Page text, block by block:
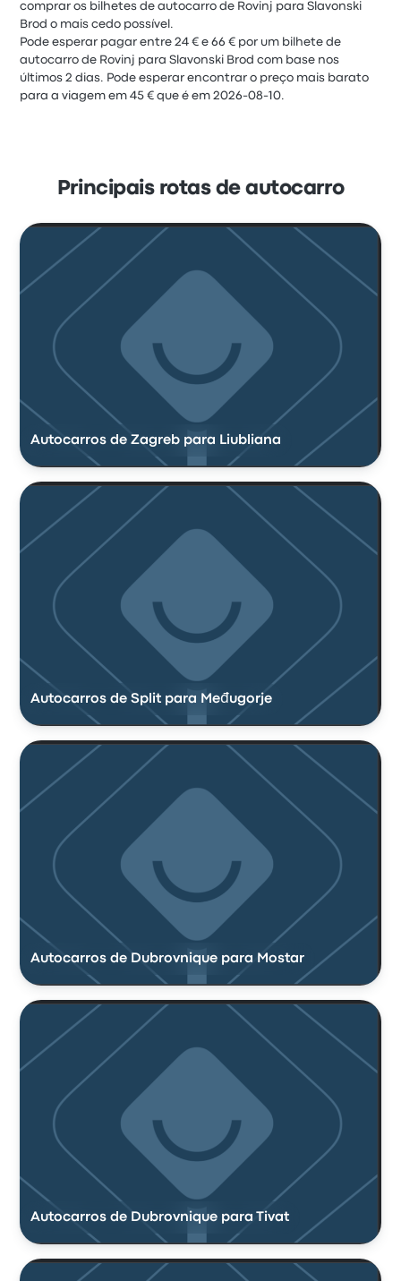
comprar os bilhetes de autocarro de Rovinj para Slavonski
Brod o mais cedo possível.
Pode esperar pagar entre 24 € e 66 € por um bilhete de
autocarro de Rovinj para Slavonski Brod com base nos
últimos 2 dias. Pode esperar encontrar o preço mais barato
para a viagem em 45 € que é em 2026-08-10.
Principais rotas de autocarro
Autocarros de Zagreb para Liubliana
Autocarros de Split para Međugorje
Autocarros de Dubrovnique para Mostar
Autocarros de Dubrovnique para Tivat